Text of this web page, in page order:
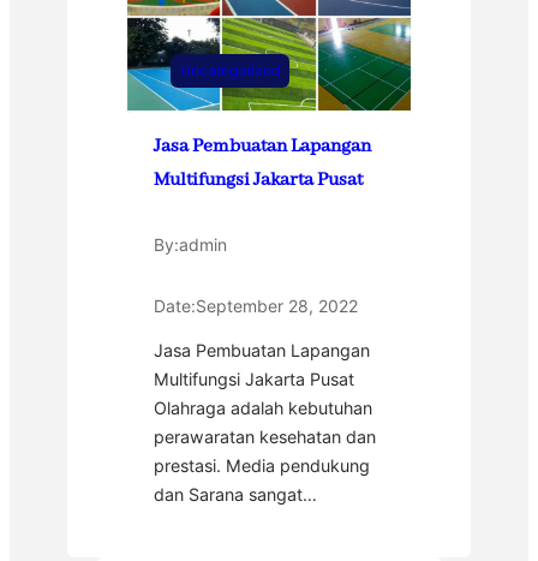
Uncategorized
Jasa Pembuatan Lapangan
Multifungsi Jakarta Pusat
By:admin
Date:September 28, 2022
Jasa Pembuatan Lapangan
Multifungsi Jakarta Pusat
Olahraga adalah kebutuhan
perawaratan kesehatan dan
prestasi. Media pendukung
dan Sarana sangat…